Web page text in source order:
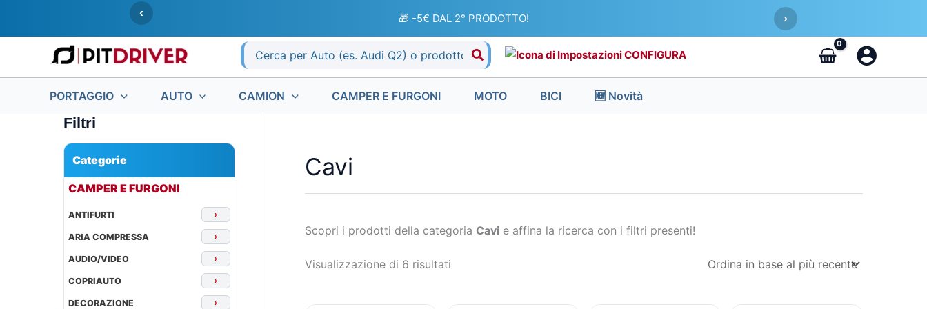
‹ 🎁 -5€ DAL 2° PRODOTTO! ›
Ricerca
per:
CONFIGURA
PORTAGGIO AUTO CAMION CAMPER E FURGONI MOTO BICI 🆕 Novità
Filtri
Categorie
CAMPER E FURGONI
ANTIFURTI ›
ARIA COMPRESSA ›
AUDIO/VIDEO ›
COPRIAUTO ›
DECORAZIONE ›
Cavi
Scopri i prodotti della categoria Cavi e affina la ricerca con i filtri presenti!
Visualizzazione di 6 risultati
in
al
più
recente